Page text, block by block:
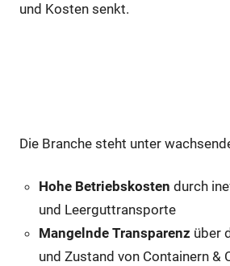
und Kosten senkt.
Die Branche steht unter
Hohe Betriebskosten durch
und Leerguttransporte
Mangelnde Transparenz über
und Zustand von Containern &